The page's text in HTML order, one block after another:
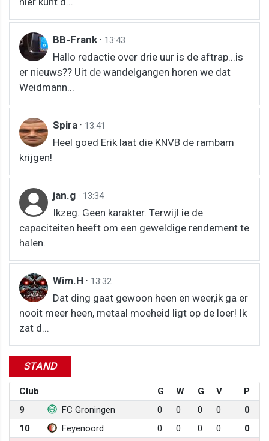
BB-Frank · 13:43
Hallo redactie over drie uur is de aftrap...is
er nieuws?? Uit de wandelgangen horen we dat
Weidmann...
Spira · 13:41
Heel goed Erik laat die KNVB de rambam
krijgen!
jan.g · 13:34
Ikzeg. Geen karakter. Terwijl ie de
capaciteiten heeft om een geweldige rendement te
halen.
Wim.H · 13:32
Dat ding gaat gewoon heen en weer,ik ga er
nooit meer heen, metaal moeheid ligt op de loer! Ik
zat d...
STAND
Club G W G V
P
9
FC Groningen 0 0 0 0
0
10
Feyenoord 0 0 0 0
0